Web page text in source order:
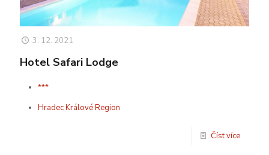
3. 12. 2021
Hotel Safari Lodge
***
Hradec Králové Region
Číst více